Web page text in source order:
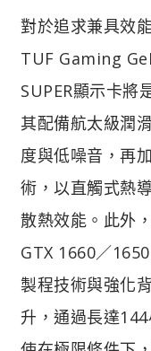
對於追求兼具效
TUF Gaming
SUPER顯示卡將
其配備航太級潤
度與低噪音，再
術，以直觸式熱
散熱效能。此外
GTX 1660／
製程技術與強化
升，通過長達